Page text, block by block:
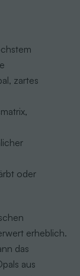
zartes
oder
erheblich.
das
aus